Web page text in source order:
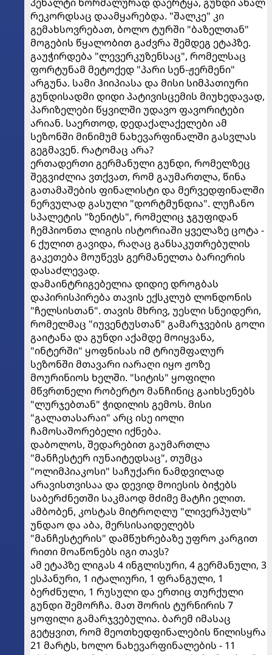
რეკორდსაც დაამყარებდა. "შალკე" კი
გემახსოვრებათ, ბოლო ტურში "ბაზელთან"
მოგების წყალობით გაძვრა შემდეგ ეტაპზე.
გაუჭირდება "ლევერკუზენსაც", რომელსაც
ფორტუნამ მეტოქედ "პარი სენ-ჟერმენი"
არგუნა. სამი ჰიიპიასა და მისი სიმპათიური
გუნდისადმი დიდი პატივისცემის მიუხედავად,
პარიზელები წყვილში უდავო ფავორიტები
არიან. საერთოდ, დედაქალაქელები ამ
სეზონში მინიმუმ ნახევარფინალში გასვლას
გეგმავენ. რატომაც არა?
ერთადერთი გერმანული გუნდი, რომელზეც
შეგვიძლია ვთქვათ, რომ გაუმართლა, წინა
გათამაშების ფინალისტი და მერვედფინალში
ნერვულად გასული "დორტმუნდია". ლუჩანო
სპალეტის "ზენიტს", რომელიც ჯგუფიდან
ჩემპიონთა ლიგის ისტორიაში ყველაზე ცოტა -
6 ქულით გავიდა, რაღაც განსაკუთრებულის
გაკეთება მოუწევს გერმანელთა ბარიერის
დასაძლევად.
დამაინტრიგებელია დიდიე დროგბას
დაპირისპირება თავის ექსკლუბ ლონდონის
"ჩელსისთან". თავის მხრივ, უესლი სნეიდერი,
რომელმაც "იუვენტუსთან" გამარჯვების გოლი
გაიტანა და გუნდი აქამდე მოიყვანა,
"ინტერში" ყოფნისას იმ ტრიუმფალურ
სეზონში მთავარი იარაღი იყო ჟოზე
მოურინიოს ხელში. "სიტის" ყოფილი
მწვრთნელი რობერტო მანჩინიც გაიხსენებს
"ლურჯებთან" ჭიდილის გემოს. მისი
"გალათასარაი" არც ისე იოლი
ჩამოსაშორებელი იქნება.
დაბოლოს, შედარებით გაუმართლა
"მანჩესტერ იუნაიტედსაც", თუმცა
"ოლიმპიაკოსი" საჩუქარი ნამდვილად
არავისთვისაა და დევიდ მოიესის ბიჭებს
საბერძნეთში საკმაოდ მძიმე მატჩი ელით.
ამბობენ, კოსტას მიტროღლუ "ლივერპულს"
უნდაო და აბა, მერსისაიდელებს
"მანჩესტერის" დამწუხრებაზე უფრო კარგით
რითი მოაწონებს იგი თავს?
ამ ეტაპზე ლიგას 4 ინგლისური, 4 გერმანული, 3
ესპანური, 1 იტალიური, 1 ფრანგული, 1
ბერძნული, 1 რუსული და ერთიც თურქული
გუნდი შემორჩა. მათ შორის ტურნირის 7
ყოფილი გამარჯვებულია. ბარემ იმასაც
გეტყვით, რომ მეოთხედფინალების წილისყრა
21 მარტს, ხოლო ნახევარფინალების - 11